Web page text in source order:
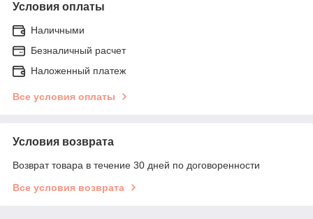
Условия оплаты
Наличными
Безналичный расчет
Наложенный платеж
Все условия оплаты
Условия возврата
Возврат товара в течение 30 дней по договоренности
Все условия возврата